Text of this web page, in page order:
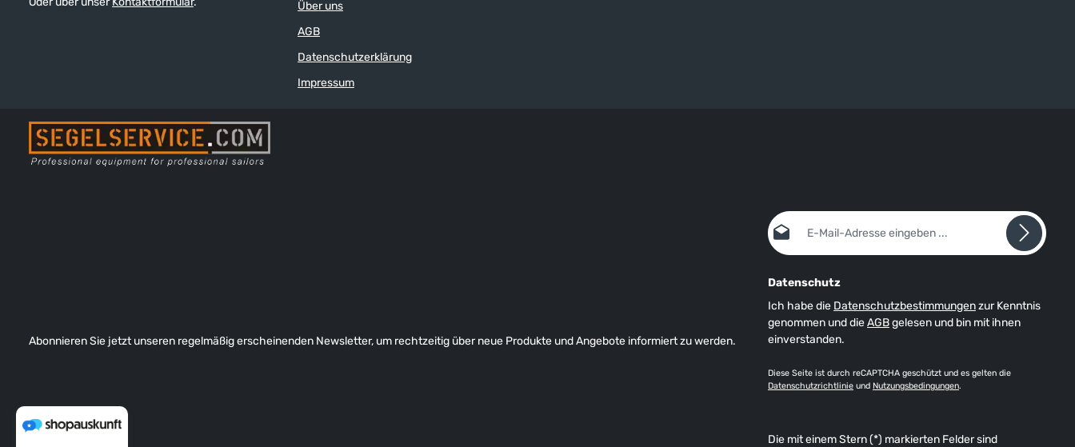
Über uns
AGB
Datenschutzerklärung
Impressum
Abonnieren Sie jetzt unseren regelmäßig erscheinenden Newsletter, um rechtzeitig über neue Produkte und Angebote informiert zu werden.
E-Mail-Adresse*
Datenschutz
Ich habe die Datenschutzbestimmungenzur Kenntnis
genommen und dieAGBgelesen und bin mit ihnen
einverstanden.
Diese Seite ist durch reCAPTCHA geschützt und es gelten die
Datenschutzrichtlinie und Nutzungsbedingungen.
Die mit einem Stern (*) markierten Felder sind